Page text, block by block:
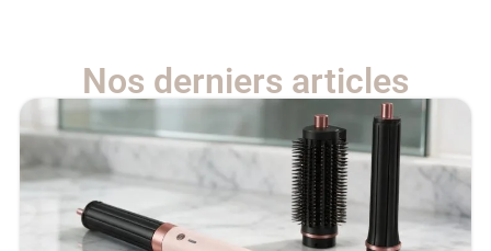
Nos derniers articles